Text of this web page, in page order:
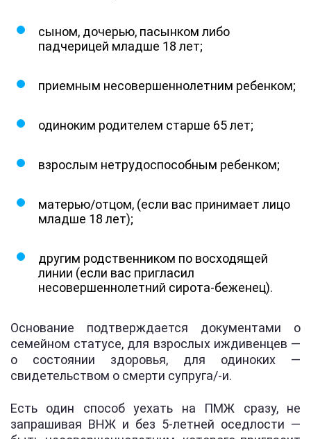
сыном, дочерью, пасынком либо
падчерицей младше 18 лет;
приемным несовершеннолетним ребенком;
одиноким родителем старше 65 лет;
взрослым нетрудоспособным ребенком;
матерью/отцом, (если вас принимает лицо
младше 18 лет);
другим родственником по восходящей
линии (если вас пригласил
несовершеннолетний сирота-беженец).
Основание подтверждается документами о
семейном статусе, для взрослых иждивенцев —
о состоянии здоровья, для одиноких —
свидетельством о смерти супруга/-и.
Есть один способ уехать на ПМЖ сразу, не
запрашивая ВНЖ и без 5-летней оседлости —